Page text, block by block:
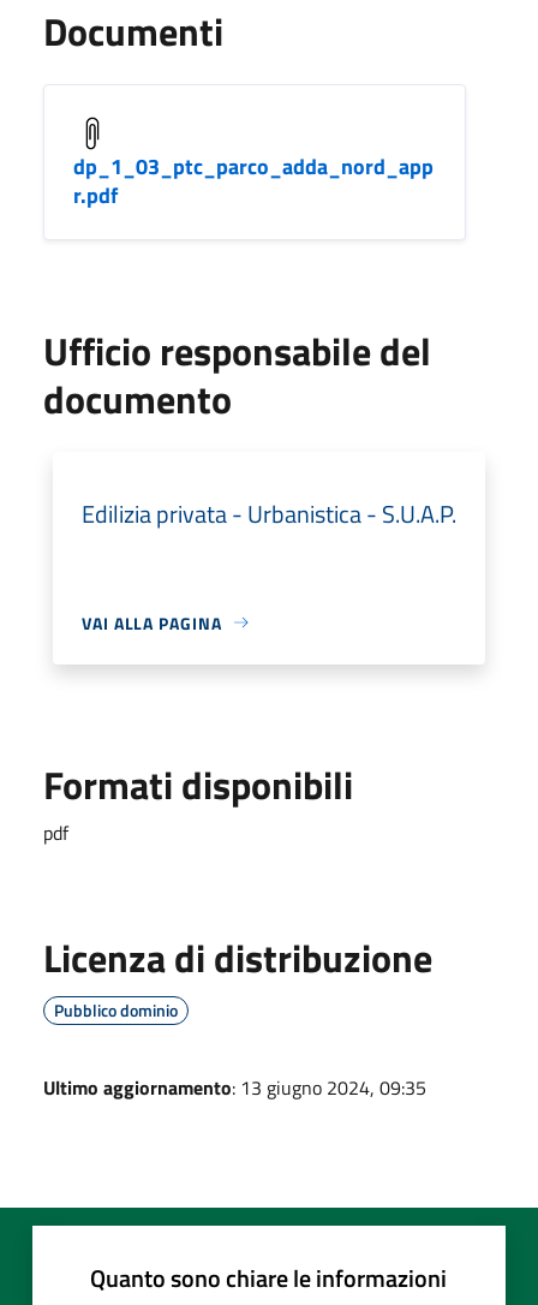
Documenti
dp_1_03_ptc_parco_adda_nord_app
r.pdf
Ufficio responsabile del
documento
Edilizia privata - Urbanistica - S.U.A.P.
VAI ALLA PAGINA
Formati disponibili
pdf
Licenza di distribuzione
Pubblico dominio
Ultimo aggiornamento: 13 giugno 2024, 09:35
Quanto sono chiare le informazioni